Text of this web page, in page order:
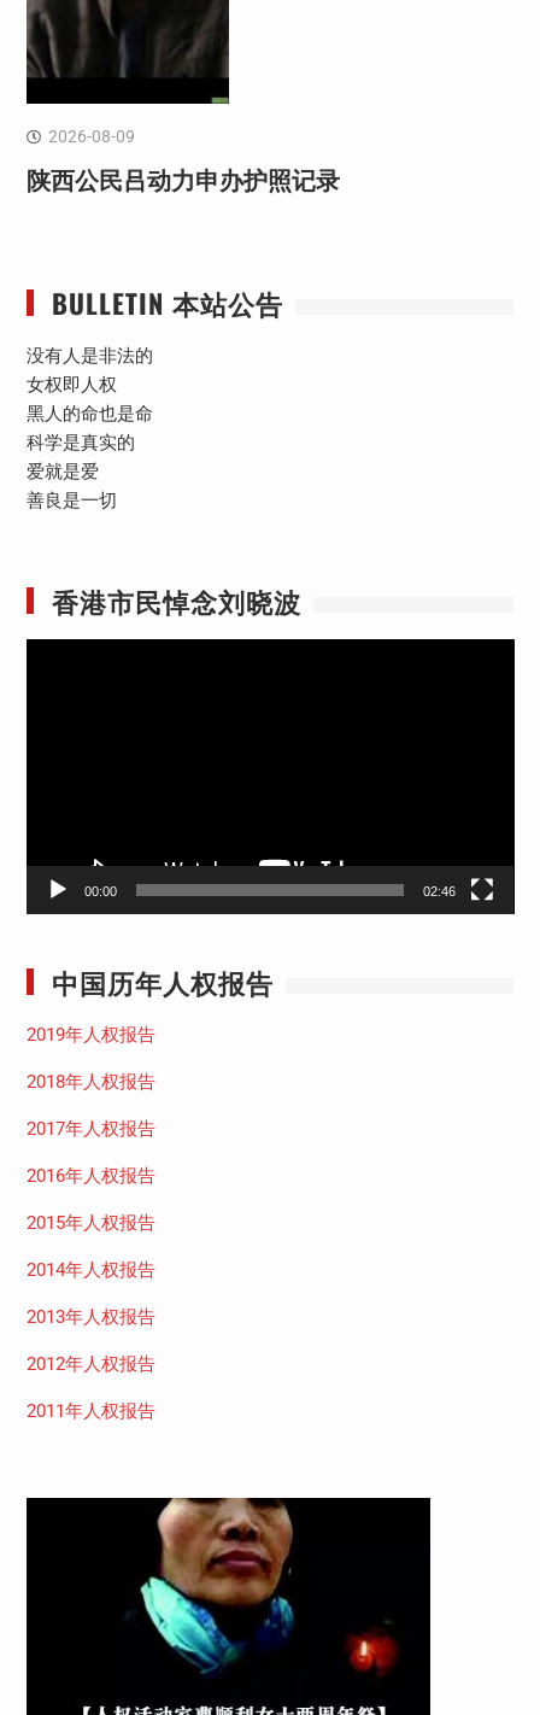
2026-08-09
陕西公民吕动力申办护照记录
BULLETIN 本站公告
没有人是非法的
女权即人权
黑人的命也是命
科学是真实的
爱就是爱
善良是一切
香港市民悼念刘晓波
00:00 02:46
中国历年人权报告
2019年人权报告
2018年人权报告
2017年人权报告
2016年人权报告
2015年人权报告
2014年人权报告
2013年人权报告
2012年人权报告
2011年人权报告